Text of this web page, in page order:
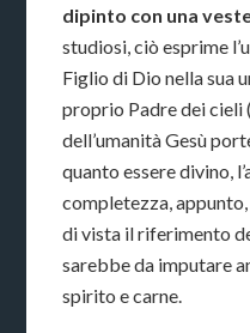
dipinto con una
studiosi, ciò esprime
Figlio di Dio nella sua
proprio Padre dei cieli
dell’umanità Gesù
quanto essere divino,
completezza,
di vista il riferimento
sarebbe da imputare
spirito e carne.